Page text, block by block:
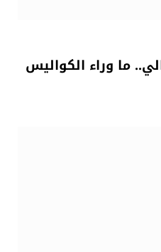
ما وراء الكواليس